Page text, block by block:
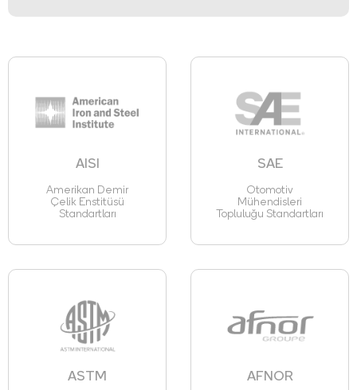
AISI
Amerikan Demir
Çelik Enstitüsü
Standartları
SAE
Otomotiv
Mühendisleri
Topluluğu Standartları
ASTM AFNOR